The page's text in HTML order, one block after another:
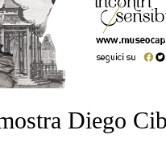
Diego